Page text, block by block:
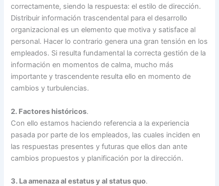
correctamente, siendo la respuesta: el estilo de dirección.
Distribuir información trascendental para el desarrollo
organizacional es un elemento que motiva y satisface al
personal. Hacer lo contrario genera una gran tensión en los
empleados. Si resulta fundamental la correcta gestión de la
información en momentos de calma, mucho más
importante y trascendente resulta ello en momento de
cambios y turbulencias.
2. Factores históricos.
Con ello estamos haciendo referencia a la experiencia
pasada por parte de los empleados, las cuales inciden en
las respuestas presentes y futuras que ellos dan ante
cambios propuestos y planificación por la dirección.
3. La amenaza al estatus y al status quo.